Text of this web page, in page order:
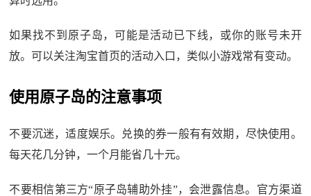
如果找不到原子岛，可能是活动已下线，或你的账号未开
放。可以关注淘宝首页的活动入口，类似小游戏常有变动。
使用原子岛的注意事项
不要沉迷，适度娱乐。兑换的券一般有有效期，尽快使用。
每天花几分钟，一个月能省几十元。
不要相信第三方“原子岛辅助外挂”，会泄露信息。官方渠道